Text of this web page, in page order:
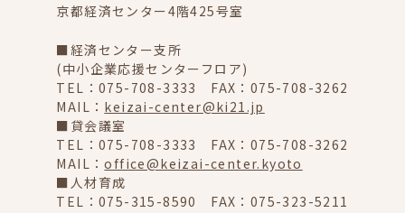
京都経済センター4階425号室
■経済センター支所
(中小企業応援センターフロア)
TEL：075-708-3333 FAX：075-708-3262
MAIL： keizai-center@ki21.jp
■貸会議室
TEL：075-708-3333 FAX：075-708-3262
MAIL：office@keizai-center.kyoto
■人材育成
TEL：075-315-8590 FAX：075-323-5211